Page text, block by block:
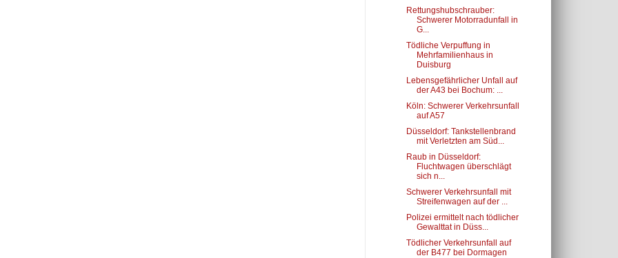
Rettungshubschrauber:
Schwerer Motorradunfall in
G...
Tödliche Verpuffung in
Mehrfamilienhaus in
Duisburg
Lebensgefährlicher Unfall auf
der A43 bei Bochum: ...
Köln: Schwerer Verkehrsunfall
auf A57
Düsseldorf: Tankstellenbrand
mit Verletzten am Süd...
Raub in Düsseldorf:
Fluchtwagen überschlägt
sich n...
Schwerer Verkehrsunfall mit
Streifenwagen auf der ...
Polizei ermittelt nach tödlicher
Gewalttat in Düss...
Tödlicher Verkehrsunfall auf
der B477 bei Dormagen